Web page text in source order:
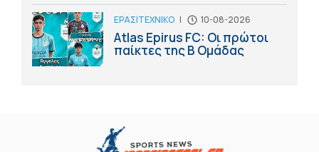
ΕΡΑΣΙΤΕΧΝΙΚΟ | 10-08-2026
Atlas Epirus FC: Οι πρώτοι
παίκτες της Β Ομάδας